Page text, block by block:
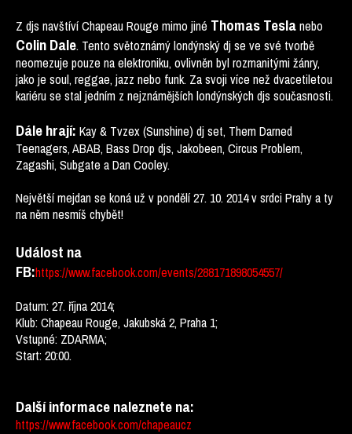
Z djs navštíví Chapeau Rouge mimo jiné Thomas Teslanebo
Colin Dale. Tento světoznámý londýnský dj se ve své tvorbě
neomezuje pouze na elektroniku, ovlivněn byl rozmanitými žánry,
jako je soul, reggae, jazz nebo funk. Za svoji více než dvacetiletou
kariéru se stal jedním z nejznámějších londýnských djs současnosti.
Dále hrají: Kay & Tvzex (Sunshine) dj set, Them Darned
Teenagers, ABAB, Bass Drop djs, Jakobeen, Circus Problem,
Zagashi, Subgate a Dan Cooley.
Největší mejdan se koná už v pondělí 27. 10. 2014 v srdci Prahy a ty
na něm nesmíš chybět!
Událost na
FB:https://www.facebook.com/events/288171898054557/
Datum: 27. října 2014;
Klub: Chapeau Rouge, Jakubská 2, Praha 1;
Vstupné: ZDARMA;
Start: 20:00.
Další informace naleznete na:
https://www.facebook.com/chapeaucz